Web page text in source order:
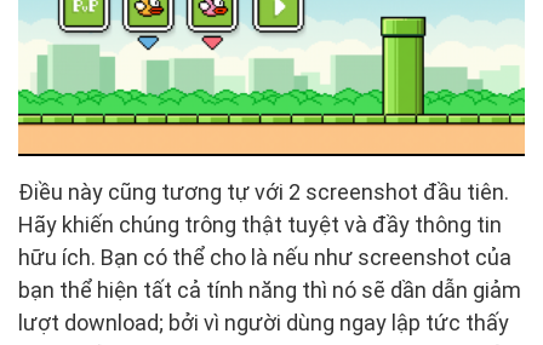
Điều này cũng tương tự với 2 screenshot đầu tiên.
Hãy khiến chúng trông thật tuyệt và đầy thông tin
hữu ích. Bạn có thể cho là nếu như screenshot của
bạn thể hiện tất cả tính năng thì nó sẽ dần dẫn giảm
lượt download; bởi vì người dùng ngay lập tức thấy